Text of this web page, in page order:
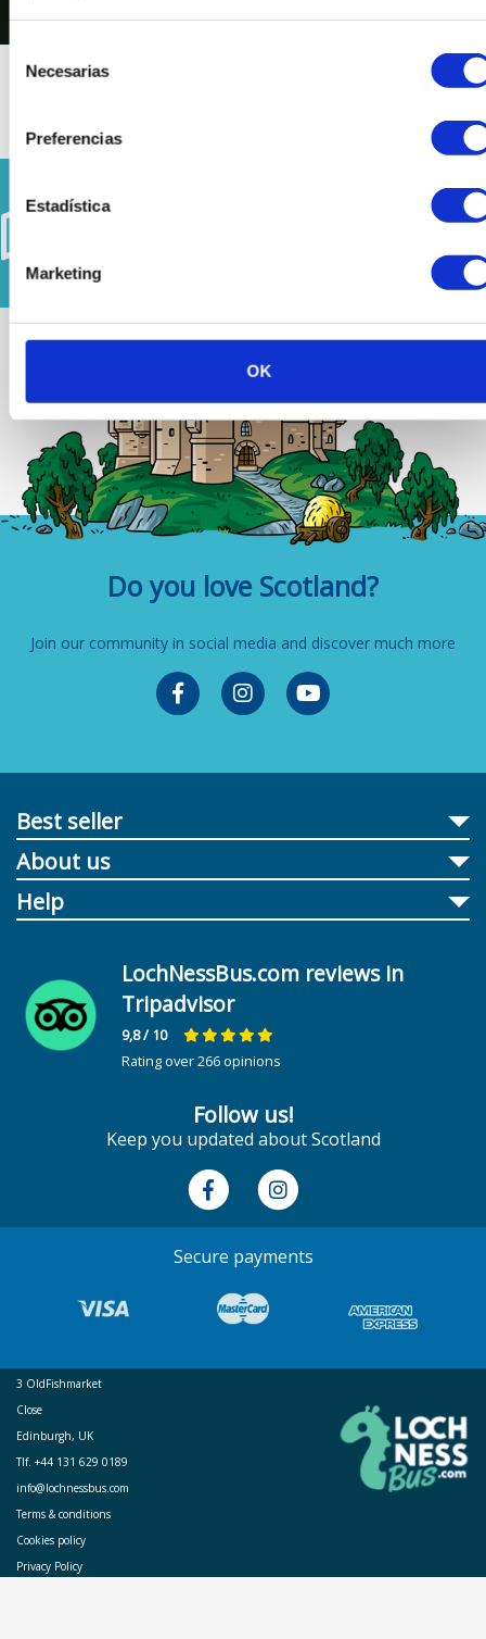
Selección
Necesarias
Preferencias
Estadística
Marketing
OK
around Scotland
Do you love Scotland?
Join our community in social media and discover much more
Best seller
About us
Help
LochNessBus.com reviews in
Tripadvisor
9,8/ 10
Rating over 266 opinions
Follow us!
Keep you updated about Scotland
Secure payments
3 OldFishmarket
Close
Edinburgh, UK
Tlf. +44 131 629 0189
info@lochnessbus.com
Terms & conditions
Cookies policy
Privacy Policy